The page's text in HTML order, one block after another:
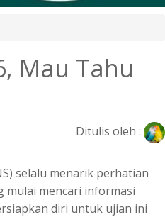
Mau Tahu
Ditulis oleh :
selalu menarik perhatian
mulai mencari informasi
diri untuk ujian ini